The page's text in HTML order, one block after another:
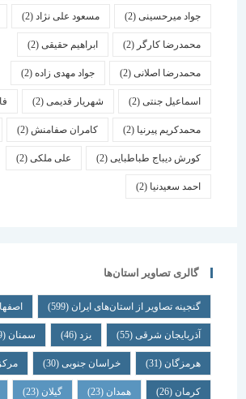
جواد میرحسینی(2) مسعود علی نژاد(2) ژرژ
محمدرضا کارگر(2) ابراهیم حقیقی(2)
محمدرضا اصلانی(2) جواد مهدی زاده(2)
اسماعیل جنتی(2) شهریار قدیمی(2) فاطمه
محمدکریم پیرنیا (2) کامران صفامنش(2) ایرج
کورش دیباج طباطبایی(2) علی ملکی(2)
احمد سعیدنیا (2)
گالری تصاویر استان‌ها
گنجینه تصاویر از استان‌های ایران(599) اصفهان (59)
آذربایجان شرقی(55) یزد سمنان (39)
هرمزگان(31) خراسان جنوبی(30) مرکزی (26)
همدان گیلان قزوین